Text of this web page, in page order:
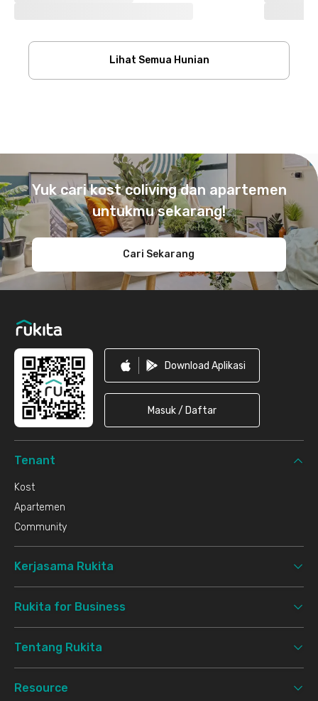
Lihat Semua Hunian
Yuk cari kost coliving dan apartemen
untukmu sekarang!
Cari Sekarang
Download Aplikasi
Masuk / Daftar
Tenant
Kost
Apartemen
Community
Kerjasama Rukita
Rukita for Business
Tentang Rukita
Resource